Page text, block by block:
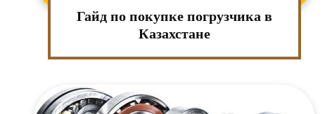
Гайд по покупке погрузчика в
Казахстане